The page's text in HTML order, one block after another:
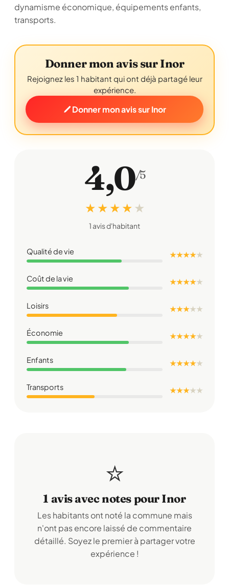
dynamisme économique, équipements enfants,
transports.
Donner mon avis sur Inor
Rejoignez les 1 habitant qui ont déjà partagé leur
expérience.
Donner mon avis sur Inor
4,0/5
★ ★ ★ ★ ★
1 avis d'habitant
Qualité de vie ★ ★ ★ ★★
Coût de la vie ★ ★ ★ ★★
Loisirs ★ ★ ★★★
Économie ★ ★ ★ ★★
Enfants ★ ★ ★ ★★
Transports ★ ★ ★★★
⭐
1 avis avec notes pour Inor
Les habitants ont noté la commune mais
n'ont pas encore laissé de commentaire
détaillé. Soyez le premier à partager votre
expérience !